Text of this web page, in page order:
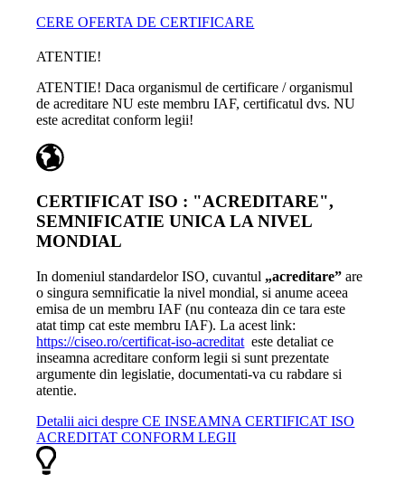
CERE OFERTA DE CERTIFICARE
ATENTIE!
ATENTIE! Daca organismul de certificare / organismul
de acreditare NU este membru IAF, certificatul dvs. NU
este acreditat conform legii!
CERTIFICAT ISO : "ACREDITARE",
SEMNIFICATIE UNICA LA NIVEL
MONDIAL
In domeniul standardelor ISO, cuvantul „acreditare” are
o singura semnificatie la nivel mondial, si anume aceea
emisa de un membru IAF (nu conteaza din ce tara este
atat timp cat este membru IAF). La acest link:
https://ciseo.ro/certificat-iso-acreditat este detaliat ce
inseamna acreditare conform legii si sunt prezentate
argumente din legislatie, documentati-va cu rabdare si
atentie.
Detalii aici despre CE INSEAMNA CERTIFICAT ISO
ACREDITAT CONFORM LEGII